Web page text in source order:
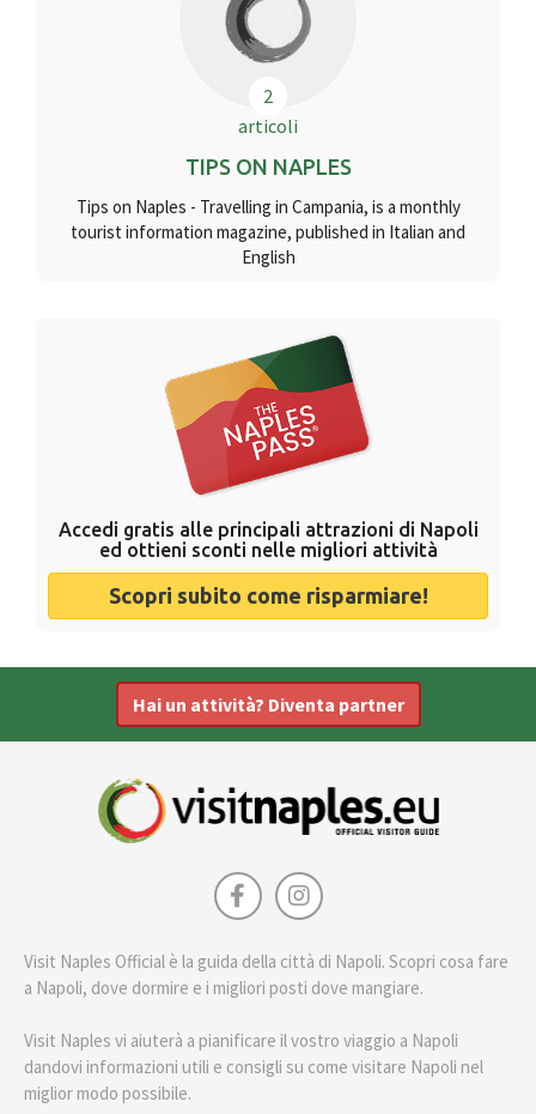
2
articoli
TIPS ON NAPLES
Tips on Naples - Travelling in Campania, is a monthly
tourist information magazine, published in Italian and
English
Accedi gratis alle principali attrazioni di Napoli
ed ottieni sconti nelle migliori attività
Scopri subito come risparmiare!
Hai un attività? Diventa partner
Visit Naples Official è la guida della città di Napoli. Scopri cosa fare
a Napoli, dove dormire e i migliori posti dove mangiare.
Visit Naples vi aiuterà a pianificare il vostro viaggio a Napoli
dandovi informazioni utili e consigli su come visitare Napoli nel
miglior modo possibile.